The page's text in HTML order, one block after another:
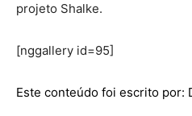
projeto Shalke.
[nggallery id=95]
Este conteúdo foi escrito por: